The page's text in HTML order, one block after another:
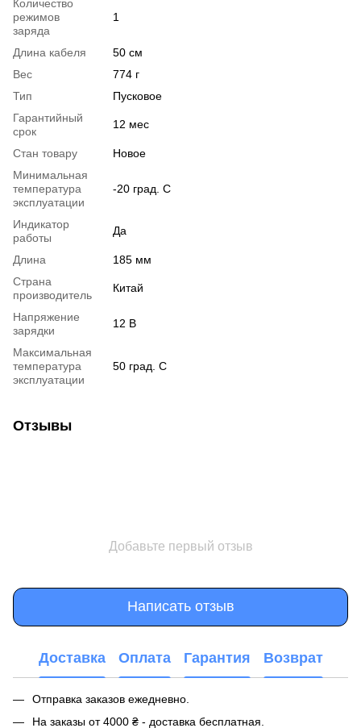
Количество
режимов
заряда
1
Длина кабеля
50 см
Вес
774 г
Тип
Пусковое
Гарантийный
срок
12 мес
Стан товару
Новое
Минимальная
температура
эксплуатации
-20 град. C
Индикатор
работы
Да
Длина
185 мм
Страна
производитель
Китай
Напряжение
зарядки
12 В
Максимальная
температура
эксплуатации
50 град. C
Отзывы
Добавьте первый отзыв
Написать отзыв
Доставка Оплата Гарантия Возврат
Отправка заказов ежедневно.
На заказы от 4000 ₴ - доставка бесплатная.